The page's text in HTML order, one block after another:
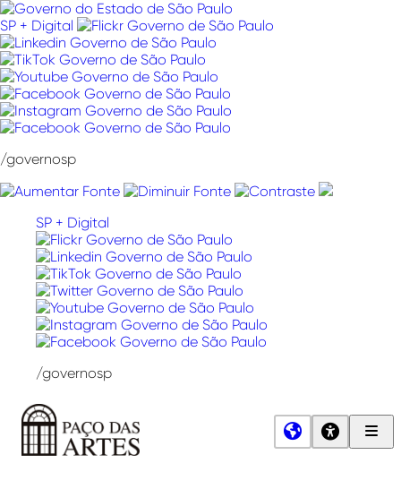
Pular
para
o
conteúdo
SP + Digital
/governosp
SP + Digital
/governosp